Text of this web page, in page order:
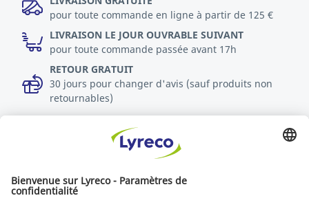
pour toute commande en ligne à partir de 125 €
LIVRAISON LE JOUR OUVRABLE SUIVANT
pour toute commande passée avant 17h
RETOUR GRATUIT
30 jours pour changer d'avis (sauf produits non
retournables)
Durabilité